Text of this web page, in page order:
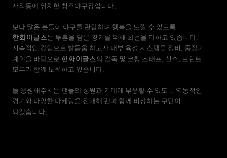
사직동에 위치한 청주야구장입니다.
보다 많은 분들이 야구를 관람하며 행복을 느낄 수 있도록
한화이글스는 투혼을 담은 경기를 위해 최선을 다하고 있습니다.
지속적인 강팀으로 발돋움 하고자 내부 육성 시스템을 정비, 중장기
계획을 바탕으로 한화이글스의 감독 및 코칭 스태프, 선수, 프런트
모두가 함께 노력하고 있습니다.
늘 응원해주시는 팬들의 성원과 기대에 부응할 수 있도록 역동적인
경기와 다양한 마케팅을 전개해 팬과 함께 비상하는 구단이
되겠습니다.